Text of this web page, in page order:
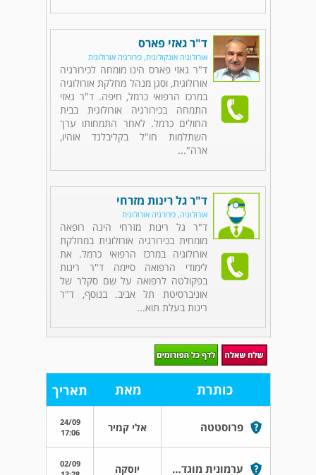
ד"ר גאזי פארס
אורולוגיה אונקולוגית, כירורגיה אורולוגית
ד"ר גאזי פארס הינו מומחה לכירורגיה
אורולוגית, וסגן מנהל מחלקת אורולוגיה
במרכז הרפואי כרמל, חיפה. ד"ר גאזי
התמחה בכירורגיה אורולוגית בבית
החולים כרמל. לאחר התמחותו ערך
השתלמות חו"ל בקליבלנד אוהיו,
ארה"...
ד"ר גל רינות מזרחי
אורולוגיה, כירורגיה אורולוגית
ד"ר גל רינות מזרחי הינה רופאה
מומחית בכירורגיה אורולוגית במחלקת
אורולוגיה במרכז הרפואי כרמל. את
לימודי הרפואה סיימה ד"ר רינות
בפקולטה לרפואה על שם סקלר של
אוניברסיטת תל אביב. בנוסף, ד"ר
רינות בעלת תוא...
כותרת מאת תאריך
פרוסטטה אלי קמיר
24/09
17:06
ערמונית מוגדלת/ דרכי השתן - תרופה יוסקה
02/09